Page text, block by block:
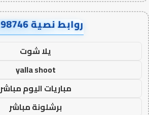
روابط نصية AA98746
يلا شوت
yalla shoot
مباريات اليوم مباشر
برشلونة مباشر